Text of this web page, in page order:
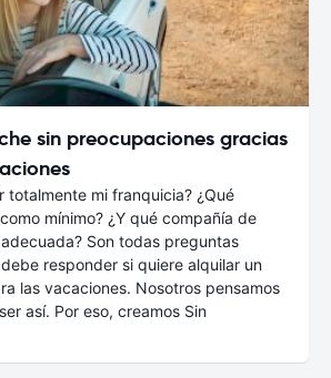
sin preocupaciones gracias
totalmente mi franquicia? ¿Qué
mínimo? ¿Y qué compañía de
Son todas preguntas
responder si quiere alquilar un
las vacaciones. Nosotros pensamos
así. Por eso, creamos Sin